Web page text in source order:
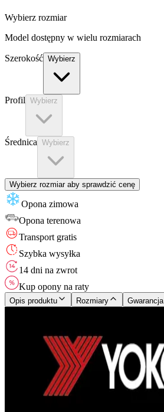
Wybierz rozmiar
Model dostępny w wielu rozmiarach
Szerokość Wybierz
Profil Wybierz
Średnica Wybierz
Wybierz rozmiar aby sprawdzić cenę
Opona zimowa
Opona terenowa
Transport gratis
Szybka wysyłka
14 dni na zwrot
Kup opony na raty
Opis produktu Rozmiary Gwarancja